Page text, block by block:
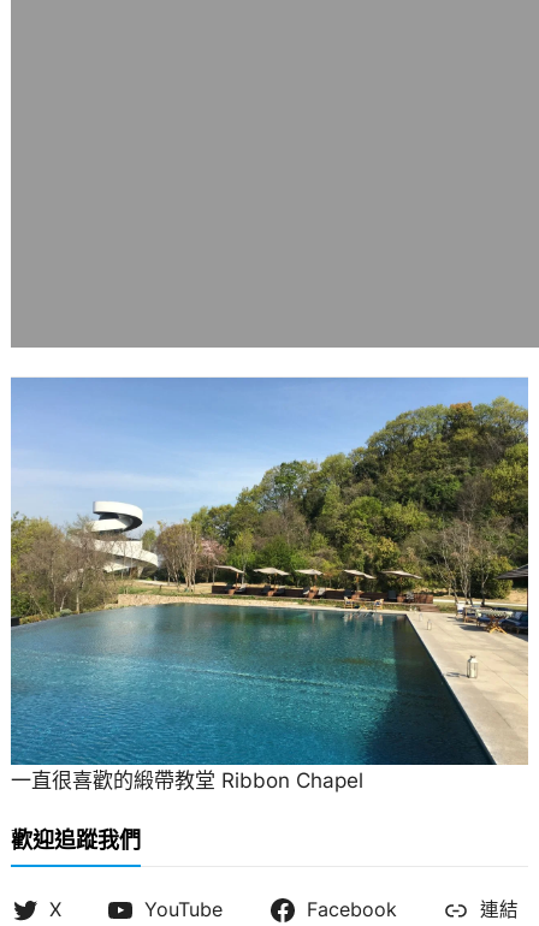
一直很喜歡的緞帶教堂 Ribbon Chapel
歡迎追蹤我們
X YouTube Facebook
連結